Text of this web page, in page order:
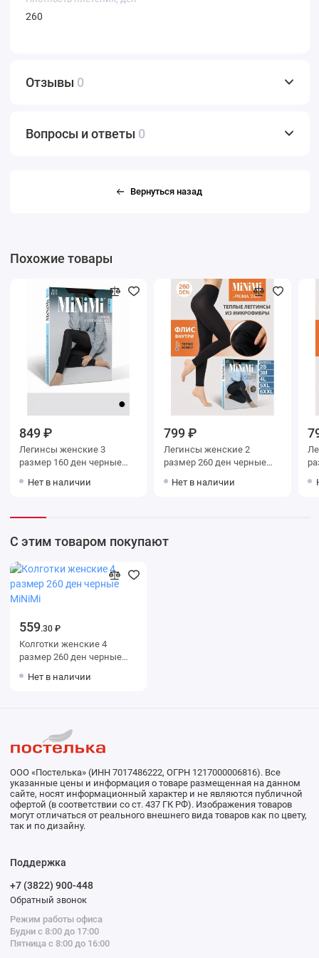
260
Отзывы 0
Вопросы и ответы 0
Вернуться назад
Похожие товары
849 ₽
Легинсы женские 3
размер 160 ден черные
Нет в наличии
799 ₽
Легинсы женские 2
размер 260 ден черные
Нет в наличии
С этим товаром покупают
559.30 ₽
Колготки женские 4
размер 260 ден черные
Нет в наличии
ООО «Постелька» (ИНН 7017486222, ОГРН 1217000006816). Все
указанные цены и информация о товаре размещенная на данном
сайте, носят информационный характер и не являются публичной
офертой (в соответствии со ст. 437 ГК РФ). Изображения товаров
могут отличаться от реального внешнего вида товаров как по цвету,
так и по дизайну.
Поддержка
+7 (3822) 900-448
Обратный звонок
Режим работы офиса
Будни с 8:00 до 17:00
Пятница с 8:00 до 16:00